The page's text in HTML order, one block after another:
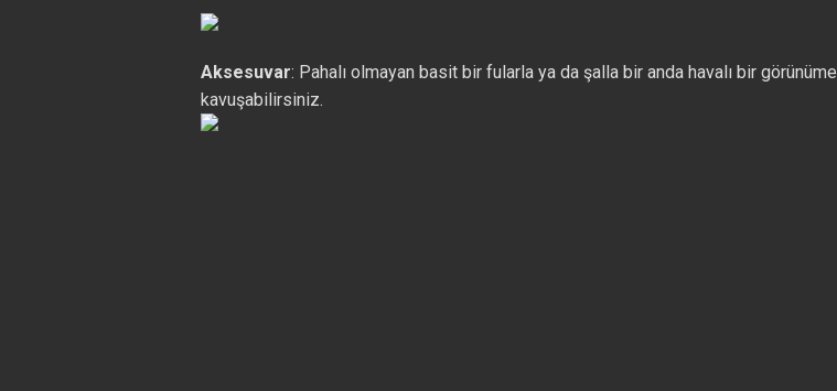
Aksesuvar: Pahalı olmayan basit bir fularla ya da şalla bir anda havalı bir görünüme
kavuşabilirsiniz.